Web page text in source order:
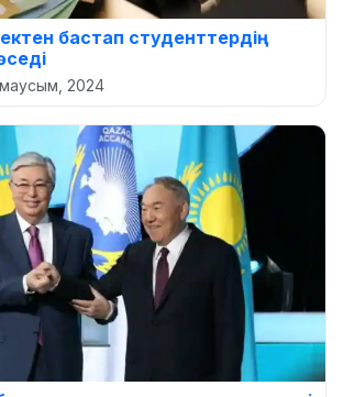
бастап студенттердің
2024